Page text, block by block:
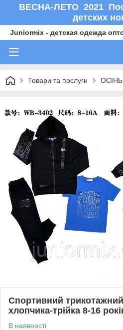
ВЕСНА-ЛЕТО 2021
детских
Juniormix - детская одежда
Товари та послуги
Спортивний
хлопчика-трійка 8-16
В наявності